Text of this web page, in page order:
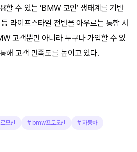
할 수 있는 ‘BMW 코인’ 생태계를 기반
라이프스타일 전반을 아우르는 통합 서
고객뿐만 아니라 누구나 가입할 수 있
해 고객 만족도를 높이고 있다.
모션 # bmw프로모션 #자동차